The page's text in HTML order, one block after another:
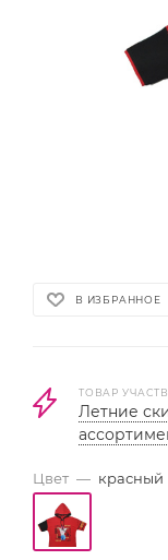
В ИЗБРАННОЕ
ТОВАР
Летние
Цвет — красный